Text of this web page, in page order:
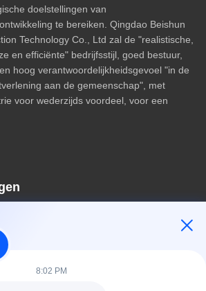
doelstellingen van
te bereiken. Qingdao Beishun
Technology Co., Ltd zal de "realistische,
en efficiënte" bedrijfsstijl, goed bestuur,
hoog verantwoordelijkheidsgevoel "in de
aan de gemeenschap", met
voor wederzijds voordeel, voor een
8:02 PM